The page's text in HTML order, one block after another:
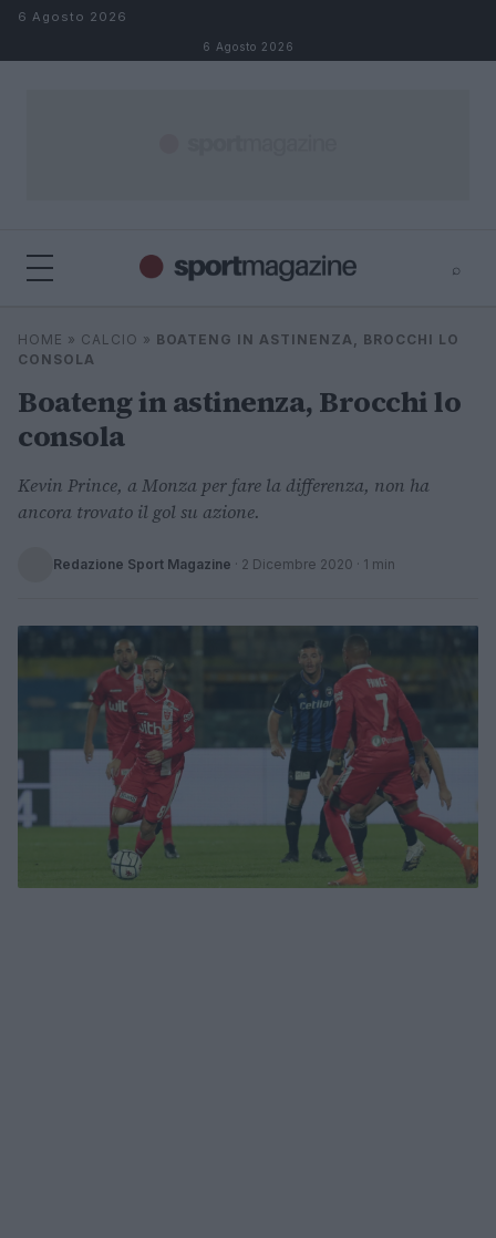
Salta al contenuto
6 Agosto 2026
6 Agosto 2026
⌕
Cerca
⌕
HOME » CALCIO » BOATENG IN ASTINENZA, BROCCHI LO
CONSOLA
Boateng in astinenza, Brocchi lo
consola
Kevin Prince, a Monza per fare la differenza, non ha
ancora trovato il gol su azione.
Redazione Sport Magazine · 2 Dicembre 2020 · 1 min